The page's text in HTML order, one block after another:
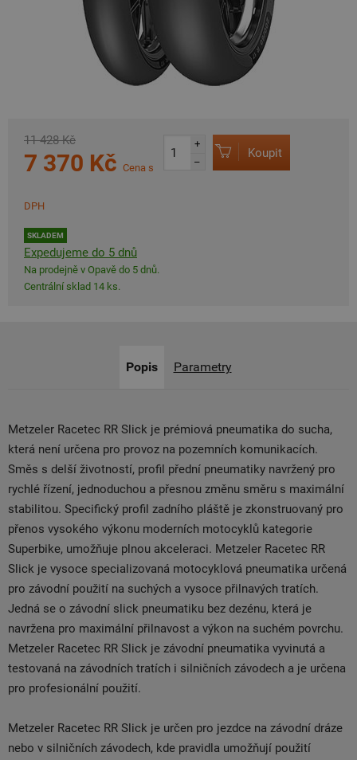
11 428 Kč
7 370 Kč Cena s
DPH
SKLADEM
Expedujeme do 5 dnů
Na prodejně v Opavě do 5 dnů.
Centrální sklad 14 ks.
+
–
Koupit
Popis Parametry
Metzeler Racetec RR Slick je prémiová pneumatika do sucha,
která není určena pro provoz na pozemních komunikacích.
Směs s delší životností, profil přední pneumatiky navržený pro
rychlé řízení, jednoduchou a přesnou změnu směru s maximální
stabilitou. Specifický profil zadního pláště je zkonstruovaný pro
přenos vysokého výkonu moderních motocyklů kategorie
Superbike, umožňuje plnou akceleraci. Metzeler Racetec RR
Slick je vysoce specializovaná motocyklová pneumatika určená
pro závodní použití na suchých a vysoce přilnavých tratích.
Jedná se o závodní slick pneumatiku bez dezénu, která je
navržena pro maximální přilnavost a výkon na suchém povrchu.
Metzeler Racetec RR Slick je závodní pneumatika vyvinutá a
testovaná na závodních tratích i silničních závodech a je určena
pro profesionální použití.
Metzeler Racetec RR Slick je určen pro jezdce na závodní dráze
nebo v silničních závodech, kde pravidla umožňují použití